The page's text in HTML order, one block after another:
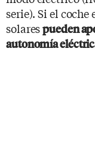
serie). Si el
solarespueden
autonomía